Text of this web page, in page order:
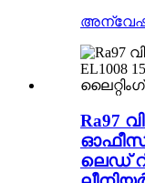
Ra97
ലെഡ്